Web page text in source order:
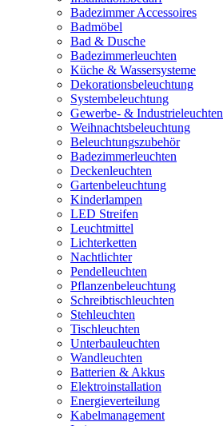
Badezimmer Accessoires
Badmöbel
Bad & Dusche
Badezimmerleuchten
Küche & Wassersysteme
Dekorationsbeleuchtung
Systembeleuchtung
Gewerbe- & Industrieleuchten
Weihnachtsbeleuchtung
Beleuchtungszubehör
Badezimmerleuchten
Deckenleuchten
Gartenbeleuchtung
Kinderlampen
LED Streifen
Leuchtmittel
Lichterketten
Nachtlichter
Pendelleuchten
Pflanzenbeleuchtung
Schreibtischleuchten
Stehleuchten
Tischleuchten
Unterbauleuchten
Wandleuchten
Batterien & Akkus
Elektroinstallation
Energieverteilung
Kabelmanagement